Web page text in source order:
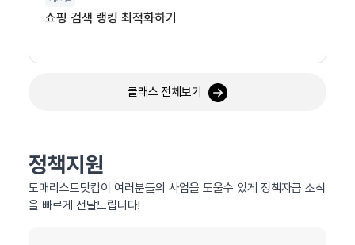
쇼핑 검색 랭킹 최적화하기
클래스 전체보기
정책지원
도매리스트닷컴이 여러분들의 사업을 도울수 있게 정책자금 소식
을 빠르게 전달드립니다!